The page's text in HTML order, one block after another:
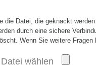
die Datei, die geknackt
durch eine sichere
Wenn Sie weitere
Datei wählen